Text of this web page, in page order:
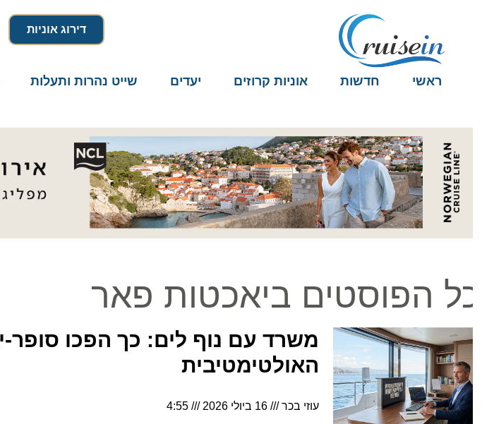
דירוג אוניות
ראשי חדשות אוניות קרוזים יעדים שייט נהרות ותעלות
הפוסטים ביאכטות פאר
משרד עם נוף לים: כך הפכו סופר-
האולטימטיבית
עוזי בכר 16 ביולי 2026 4:55